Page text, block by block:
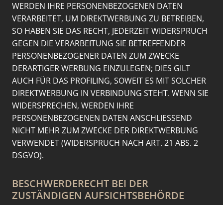
WERDEN IHRE PERSONENBEZOGENEN DATEN
VERARBEITET, UM DIREKTWERBUNG ZU BETREIBEN,
SO HABEN SIE DAS RECHT, JEDERZEIT WIDERSPRUCH
GEGEN DIE VERARBEITUNG SIE BETREFFENDER
PERSONENBEZOGENER DATEN ZUM ZWECKE
DERARTIGER WERBUNG EINZULEGEN; DIES GILT
AUCH FÜR DAS PROFILING, SOWEIT ES MIT SOLCHER
DIREKTWERBUNG IN VERBINDUNG STEHT. WENN SIE
WIDERSPRECHEN, WERDEN IHRE
PERSONENBEZOGENEN DATEN ANSCHLIESSEND
NICHT MEHR ZUM ZWECKE DER DIREKTWERBUNG
VERWENDET (WIDERSPRUCH NACH ART. 21 ABS. 2
DSGVO).
BESCHWERDE­RECHT BEI DER
ZUSTÄNDIGEN AUFSICHTS­BEHÖRDE